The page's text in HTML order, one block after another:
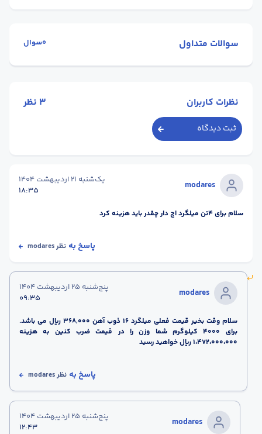
سوالات متداول 0سوال
نظرات کاربران 3نظر
ثبت دیدگاه
modares
یک‌شنبه 21 اردیبهشت 1404
18:35
سلام برای ۴تن میلگرد اج دار چقدر باید هزینه کرد
پاسخ به نظرmodares
modares
پنج‌شنبه 25 اردیبهشت 1404
09:35
سلام وقت بخیر قیمت فعلی میلگرد 16 ذوب آهن 368,000 ریال می باشد.
برای 4000 کیلوگرم شما وزن را در قیمت ضرب کنین به هزینه
1،472،000،000 ریال خواهید رسید
پاسخ به نظرmodares
modares
پنج‌شنبه 25 اردیبهشت 1404
12:43